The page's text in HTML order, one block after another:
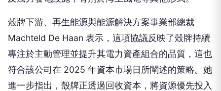
Machteld De Haan 表示，這項協議反映了殼牌持續
專注於主動管理並提升其電力資產組合的品質，這也
符合該公司在 2025 年資本市場日所闡述的策略。她
進一步指出，殼牌正透過回收資本，將資源優先投入
到那些具備差異化能力、能長期創造最大價值的領
域，包含資產支持的電力交易與以客戶為中心的能源